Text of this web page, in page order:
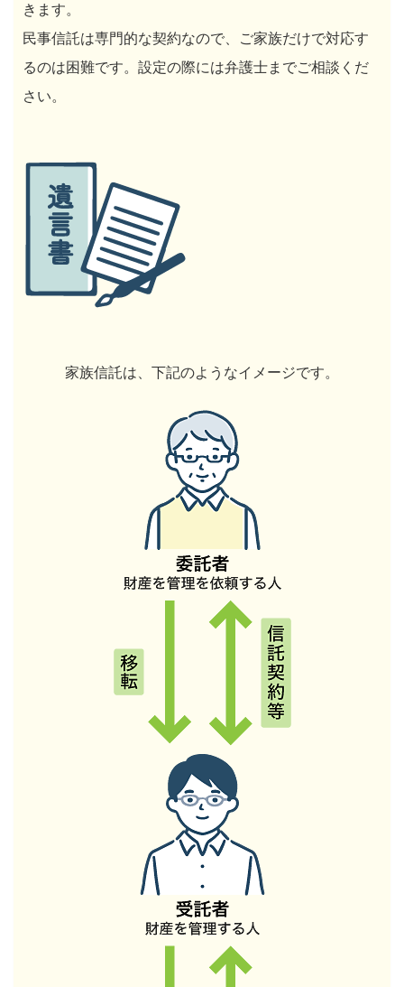
きます。
民事信託は専門的な契約なので、ご家族だけで対応す
るのは困難です。設定の際には弁護士までご相談くだ
さい。
家族信託は、下記のようなイメージです。